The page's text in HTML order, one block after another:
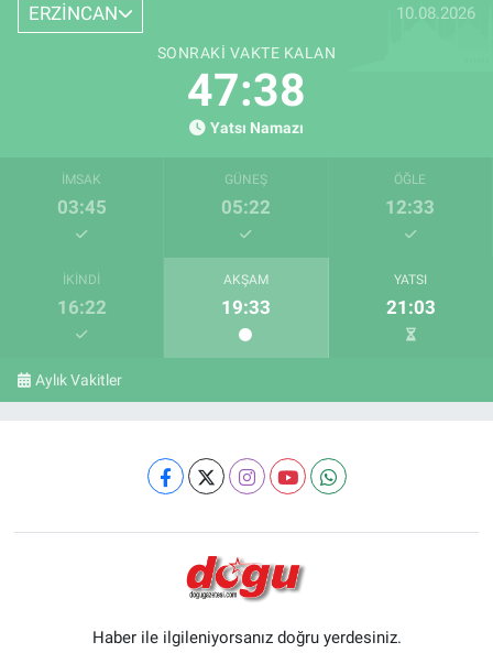
ERZİNCAN 10.08.2026
SONRAKI VAKTE KALAN
47:37
Yatsı Namazı
İMSAK
03:45
GÜNEŞ
05:22
ÖĞLE
12:33
İKINDI
16:22
AKŞAM
19:33
YATSI
21:03
Aylık Vakitler
Haber ile ilgileniyorsanız doğru yerdesiniz.